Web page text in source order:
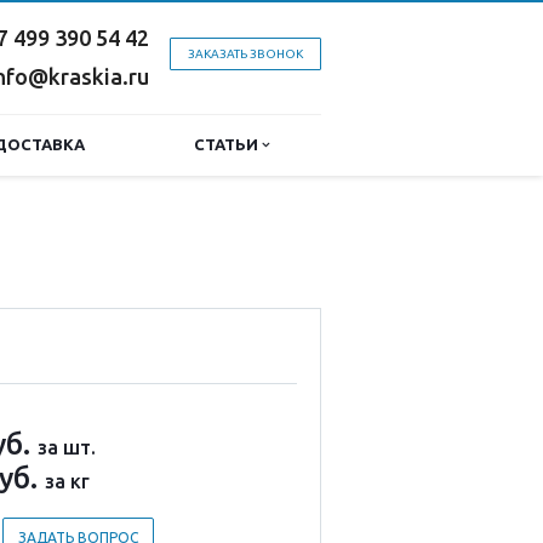
ЗАКАЗАТЬ ЗВОНОК
499 390 54 42
СТАТЬИ
за шт.
за кг
ЗАДАТЬ ВОПРОС